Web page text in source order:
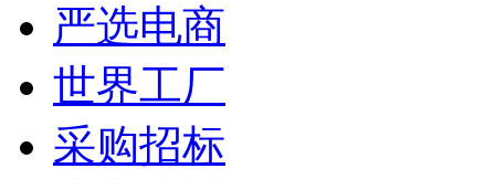
严选电商
世界工厂
采购招标